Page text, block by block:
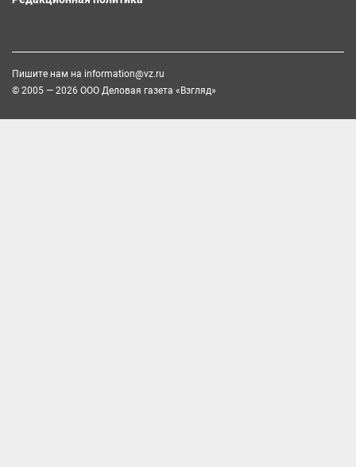
Пишите нам на information@vz.ru
© 2005 — 2026 ООО Деловая газета «Взгляд»